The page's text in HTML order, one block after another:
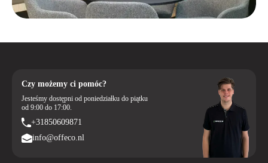
Czy możemy ci pomóc?
Jesteśmy dostępni od poniedziałku do piątku
od 9:00 do 17:00.
+31850609871
info@offeco.nl